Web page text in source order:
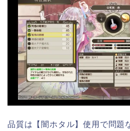
品質は【闇ホタル】使用で問題